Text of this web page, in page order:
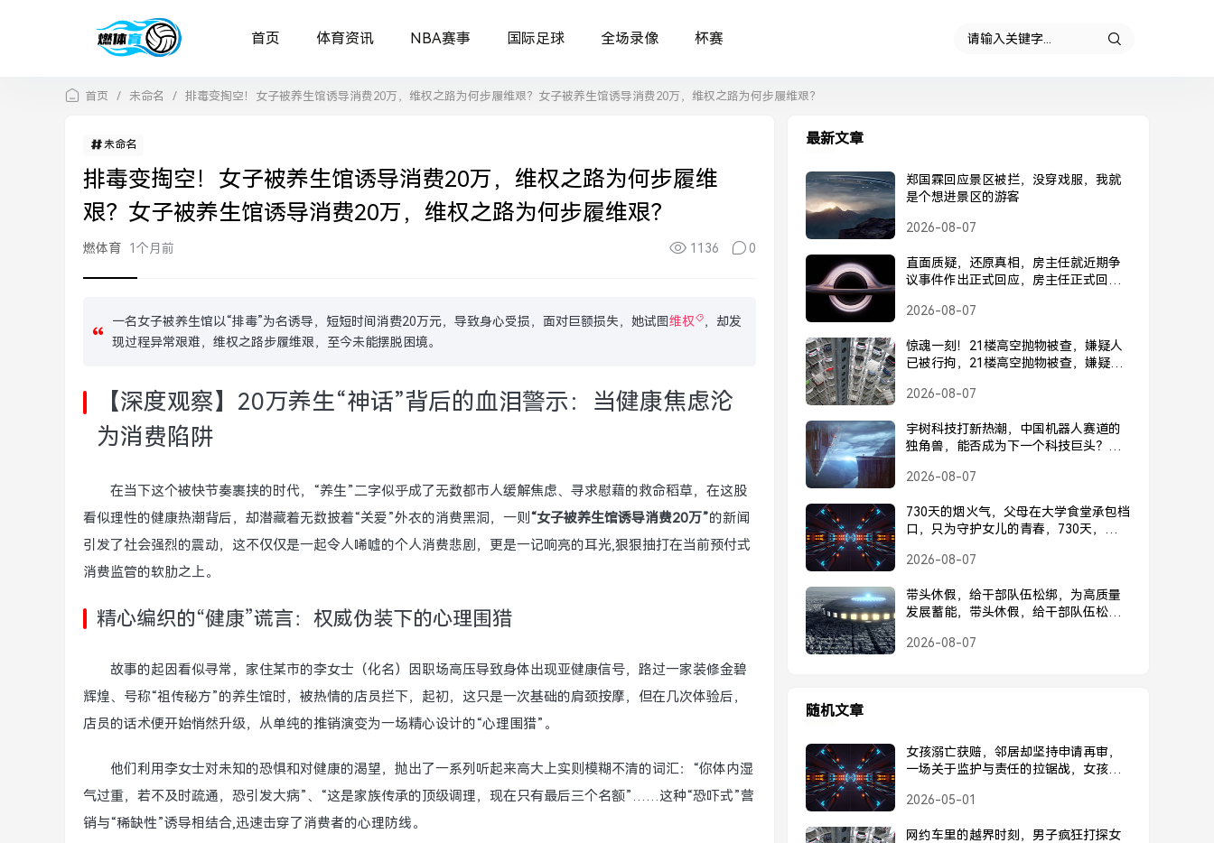
首页 体育资讯 NBA赛事 国际足球 全场录像 杯赛
首页 / 未命名 / 排毒变掏空！女子被养生馆诱导消费20万，维权之路为何步履维艰？女子被养生馆诱导消费20万，维权之路为何步履维艰？
未命名
排毒变掏空！女子被养生馆诱导消费20万，维权之路为何步履维
艰？女子被养生馆诱导消费20万，维权之路为何步履维艰？
燃体育 1个月前 1136 0
一名女子被养生馆以“排毒”为名诱导，短短时间消费20万元，导致身心受损，面对巨额损失，她试图维权
，却发
现过程异常艰难，维权之路步履维艰，至今未能摆脱困境。
【深度观察】20万养生“神话”背后的血泪警示：当健康焦虑沦
为消费陷阱
在当下这个被快节奏裹挟的时代，“养生”二字似乎成了无数都市人缓解焦虑、寻求慰藉的救命稻草，在这股
看似理性的健康热潮背后，却潜藏着无数披着“关爱”外衣的消费黑洞，一则“女子被养生馆诱导消费20万”的新闻
引发了社会强烈的震动，这不仅仅是一起令人唏嘘的个人消费悲剧，更是一记响亮的耳光,狠狠抽打在当前预付式
消费监管的软肋之上。
精心编织的“健康”谎言：权威伪装下的心理围猎
故事的起因看似寻常，家住某市的李女士（化名）因职场高压导致身体出现亚健康信号，路过一家装修金碧
辉煌、号称“祖传秘方”的养生馆时，被热情的店员拦下，起初，这只是一次基础的肩颈按摩，但在几次体验后，
店员的话术便开始悄然升级，从单纯的推销演变为一场精心设计的“心理围猎”。
他们利用李女士对未知的恐惧和对健康的渴望，抛出了一系列听起来高大上实则模糊不清的词汇：“你体内湿
气过重，若不及时疏通，恐引发大病”、“这是家族传承的顶级调理，现在只有最后三个名额”……这种“恐吓式”营
销与“稀缺性”诱导相结合,迅速击穿了消费者的心理防线。
最新文章
郑国霖回应景区被拦，没穿戏服，我就
是个想进景区的游客
2026-08-07
直面质疑，还原真相，房主任就近期争
议事件作出正式回应，房主任正式回应
2026-08-07
惊魂一刻！21楼高空抛物被查，嫌疑人
已被行拘，21楼高空抛物被查，嫌疑人
2026-08-07
宇树科技打新热潮，中国机器人赛道的
独角兽，能否成为下一个科技巨头？宇
否成为下一个科技巨头？
2026-08-07
730天的烟火气，父母在大学食堂承包档
口，只为守护女儿的青春，730天，父母
青春
2026-08-07
带头休假，给干部队伍松绑，为高质量
发展蓄能，带头休假，给干部队伍松
2026-08-07
随机文章
女孩溺亡获赔，邻居却坚持申请再审，
一场关于监护与责任的拉锯战，女孩溺
2026-05-01
网约车里的越界时刻，男子疯狂打探女